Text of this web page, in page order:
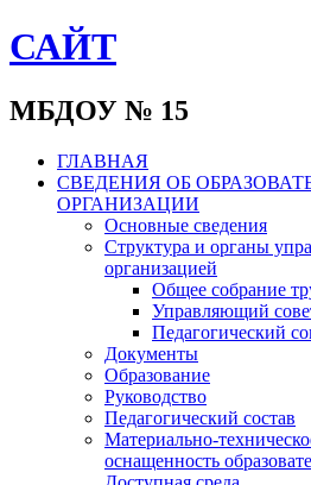
САЙТ
МБДОУ № 15
ГЛАВНАЯ
СВЕДЕНИЯ ОБ
ОРГАНИЗАЦИИ
Основные сведения
Структура и органы
организацией
Общее собрание
Управляющий
Педагогический
Документы
Образование
Руководство
Педагогический состав
Материально-
оснащенность